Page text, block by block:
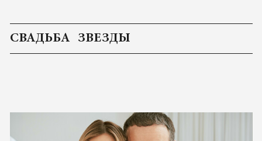
СВАДЬБА ЗВЕЗДЫ